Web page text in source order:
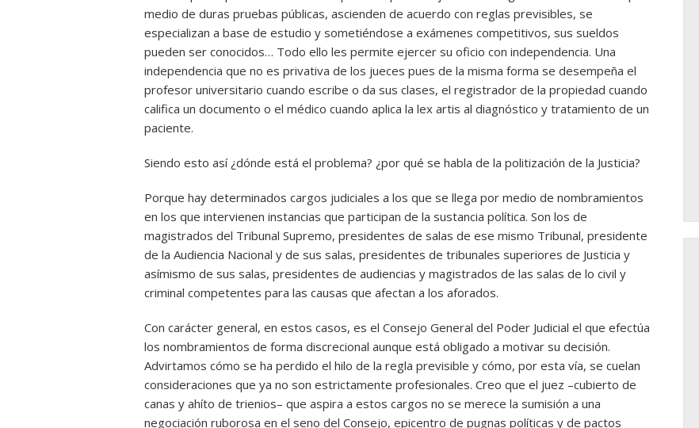
medio de duras pruebas públicas, ascienden de acuerdo con reglas previsibles, se
especializan a base de estudio y sometiéndose a exámenes competitivos, sus sueldos
pueden ser conocidos… Todo ello les permite ejercer su oficio con independencia. Una
independencia que no es privativa de los jueces pues de la misma forma se desempeña el
profesor universitario cuando escribe o da sus clases, el registrador de la propiedad cuando
califica un documento o el médico cuando aplica la lex artis al diagnóstico y tratamiento de un
paciente.
Siendo esto así ¿dónde está el problema? ¿por qué se habla de la politización de la Justicia?
Porque hay determinados cargos judiciales a los que se llega por medio de nombramientos
en los que intervienen instancias que participan de la sustancia política. Son los de
magistrados del Tribunal Supremo, presidentes de salas de ese mismo Tribunal, presidente
de la Audiencia Nacional y de sus salas, presidentes de tribunales superiores de Justicia y
asímismo de sus salas, presidentes de audiencias y magistrados de las salas de lo civil y
criminal competentes para las causas que afectan a los aforados.
Con carácter general, en estos casos, es el Consejo General del Poder Judicial el que efectúa
los nombramientos de forma discrecional aunque está obligado a motivar su decisión.
Advirtamos cómo se ha perdido el hilo de la regla previsible y cómo, por esta vía, se cuelan
consideraciones que ya no son estrictamente profesionales. Creo que el juez –cubierto de
canas y ahíto de trienios– que aspira a estos cargos no se merece la sumisión a una
negociación ruborosa en el seno del Consejo, epicentro de pugnas políticas y de pactos